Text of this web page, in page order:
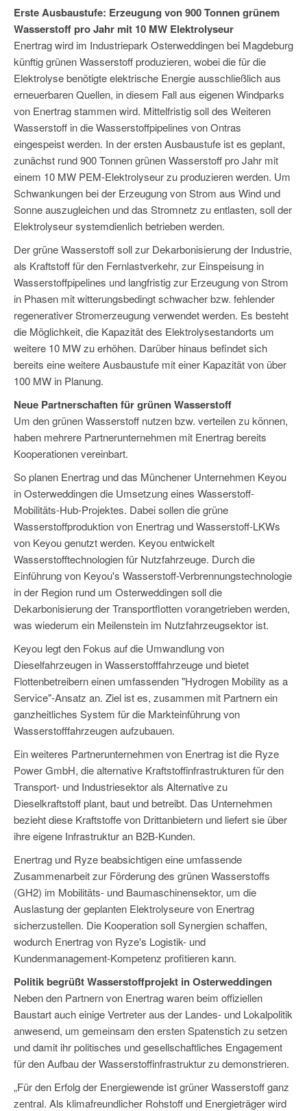
Erste Ausbaustufe: Erzeugung von 900 Tonnen grünem
Wasserstoff pro Jahr mit 10 MW Elektrolyseur
Enertrag wird im Industriepark Osterweddingen bei Magdeburg
künftig grünen Wasserstoff produzieren, wobei die für die
Elektrolyse benötigte elektrische Energie ausschließlich aus
erneuerbaren Quellen, in diesem Fall aus eigenen Windparks
von Enertrag stammen wird. Mittelfristig soll des Weiteren
Wasserstoff in die Wasserstoffpipelines von Ontras
eingespeist werden. In der ersten Ausbaustufe ist es geplant,
zunächst rund 900 Tonnen grünen Wasserstoff pro Jahr mit
einem 10 MW PEM-Elektrolyseur zu produzieren werden. Um
Schwankungen bei der Erzeugung von Strom aus Wind und
Sonne auszugleichen und das Stromnetz zu entlasten, soll der
Elektrolyseur systemdienlich betrieben werden.
Der grüne Wasserstoff soll zur Dekarbonisierung der Industrie,
als Kraftstoff für den Fernlastverkehr, zur Einspeisung in
Wasserstoffpipelines und langfristig zur Erzeugung von Strom
in Phasen mit witterungsbedingt schwacher bzw. fehlender
regenerativer Stromerzeugung verwendet werden. Es besteht
die Möglichkeit, die Kapazität des Elektrolysestandorts um
weitere 10 MW zu erhöhen. Darüber hinaus befindet sich
bereits eine weitere Ausbaustufe mit einer Kapazität von über
100 MW in Planung.
Neue Partnerschaften für grünen Wasserstoff
Um den grünen Wasserstoff nutzen bzw. verteilen zu können,
haben mehrere Partnerunternehmen mit Enertrag bereits
Kooperationen vereinbart.
So planen Enertrag und das Münchener Unternehmen Keyou
in Osterweddingen die Umsetzung eines Wasserstoff-
Mobilitäts-Hub-Projektes. Dabei sollen die grüne
Wasserstoffproduktion von Enertrag und Wasserstoff-LKWs
von Keyou genutzt werden. Keyou entwickelt
Wasserstofftechnologien für Nutzfahrzeuge. Durch die
Einführung von Keyou's Wasserstoff-Verbrennungstechnologie
in der Region rund um Osterweddingen soll die
Dekarbonisierung der Transportflotten vorangetrieben werden,
was wiederum ein Meilenstein im Nutzfahrzeugsektor ist.
Keyou legt den Fokus auf die Umwandlung von
Dieselfahrzeugen in Wasserstofffahrzeuge und bietet
Flottenbetreibern einen umfassenden "Hydrogen Mobility as a
Service"-Ansatz an. Ziel ist es, zusammen mit Partnern ein
ganzheitliches System für die Markteinführung von
Wasserstofffahrzeugen aufzubauen.
Ein weiteres Partnerunternehmen von Enertrag ist die Ryze
Power GmbH, die alternative Kraftstoffinfrastrukturen für den
Transport- und Industriesektor als Alternative zu
Dieselkraftstoff plant, baut und betreibt. Das Unternehmen
bezieht diese Kraftstoffe von Drittanbietern und liefert sie über
ihre eigene Infrastruktur an B2B-Kunden.
Enertrag und Ryze beabsichtigen eine umfassende
Zusammenarbeit zur Förderung des grünen Wasserstoffs
(GH2) im Mobilitäts- und Baumaschinensektor, um die
Auslastung der geplanten Elektrolyseure von Enertrag
sicherzustellen. Die Kooperation soll Synergien schaffen,
wodurch Enertrag von Ryze's Logistik- und
Kundenmanagement-Kompetenz profitieren kann.
Politik begrüßt Wasserstoffprojekt in Osterweddingen
Neben den Partnern von Enertrag waren beim offiziellen
Baustart auch einige Vertreter aus der Landes- und Lokalpolitik
anwesend, um gemeinsam den ersten Spatenstich zu setzen
und damit ihr politisches und gesellschaftliches Engagement
für den Aufbau der Wasserstoffinfrastruktur zu demonstrieren.
„Für den Erfolg der Energiewende ist grüner Wasserstoff ganz
zentral. Als klimafreundlicher Rohstoff und Energieträger wird